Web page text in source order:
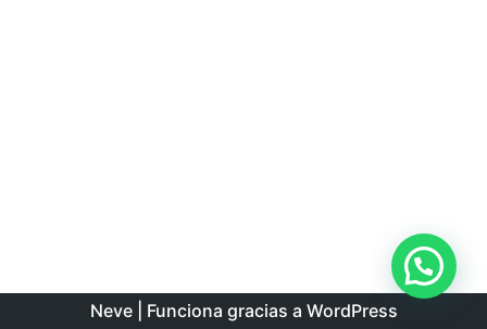
Neve| Funciona gracias a WordPress